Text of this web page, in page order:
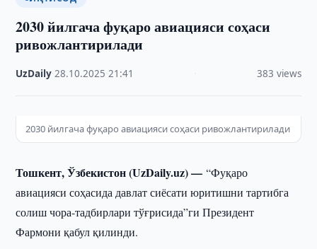
2030 йилгача фуқаро авиацияси соҳаси
ривожлантирилади
UzDaily ·28.10.2025 ·21:41 383 views
2030 йилгача фуқаро авиацияси соҳаси ривожлантирилади
Тошкент, Ўзбекистон (UzDaily.uz) —“Фуқаро
авиацияси соҳасида давлат сиёсати юритишни тартибга
солиш чора-тадбирлари тўғрисида”ги Президент
Фармони қабул қилинди.